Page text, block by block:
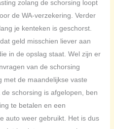
zolang de schorsing loopt
de WA-verzekering. Verder
je kenteken is geschorst.
geld misschien liever aan
in de opslag staat. Wel zijn er
van de schorsing
met de maandelijkse vaste
schorsing is afgelopen, ben
te betalen en een
auto weer gebruikt. Het is dus